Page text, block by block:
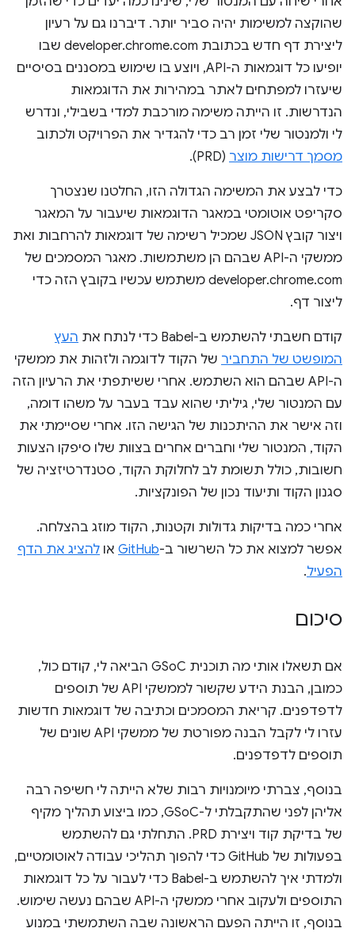
שהוקצה למשימות יהיה סביר יותר. דיברנו גם על רעיון
ליצירת דף חדש בכתובת developer.chrome.com שבו
יופיעו כל דוגמאות ה-API, ויוצע בו שימוש במסננים בסיסיים
שיעזרו למפתחים לאתר במהירות את הדוגמאות
הנדרשות. זו הייתה משימה מורכבת למדי בשבילי, ונדרש
לי ולמנטור שלי זמן רב כדי להגדיר את הפרויקט ולכתוב
מסמך דרישות מוצר (PRD).
כדי לבצע את המשימה הגדולה הזו, החלטנו שנצטרך
סקריפט אוטומטי במאגר הדוגמאות שיעבור על המאגר
ויצור קובץ JSON שמכיל רשימה של דוגמאות להרחבות ואת
ממשקי ה-API שבהם הן משתמשות. מאגר המסמכים של
developer.chrome.com משתמש עכשיו בקובץ הזה כדי
ליצור דף.
קודם חשבתי להשתמש ב-Babel כדי לנתח את
העץ
המופשט של התחביר של הקוד לדוגמה ולזהות את ממשקי
ה-API שבהם הוא השתמש. אחרי ששיתפתי את הרעיון הזה
עם המנטור שלי, גיליתי שהוא עבד בעבר על משהו דומה,
וזה אישר את ההיתכנות של הגישה הזו. אחרי שסיימתי את
הקוד, המנטור שלי וחברים אחרים בצוות שלו סיפקו הצעות
חשובות, כולל תשומת לב לחלוקת הקוד, סטנדרטיזציה של
סגנון הקוד ותיעוד נכון של הפונקציות.
אחרי כמה בדיקות גדולות וקטנות, הקוד מוזג בהצלחה.
אפשר למצוא את כל השרשור ב-GitHub או להציג את הדף
הפעיל.
סיכום
אם תשאלו אותי מה תוכנית GSoC הביאה לי, קודם כול,
כמובן, הבנת הידע שקשור לממשקי API של תוספים
לדפדפנים. קריאת המסמכים וכתיבה של דוגמאות חדשות
עזרו לי לקבל הבנה מפורטת של ממשקי API שונים של
תוספים לדפדפנים.
בנוסף, צברתי מיומנויות רבות שלא הייתה לי חשיפה רבה
אליהן לפני שהתקבלתי ל-GSoC, כמו ביצוע תהליך מקיף
של בדיקת קוד ויצירת PRD. התחלתי גם להשתמש
בפעולות של GitHub כדי להפוך תהליכי עבודה לאוטומטיים,
ולמדתי איך להשתמש ב-Babel כדי לעבור על כל דוגמאות
התוספים ולעקוב אחרי ממשקי ה-API שבהם נעשה שימוש.
בנוסף, זו הייתה הפעם הראשונה שבה השתמשתי במנוע